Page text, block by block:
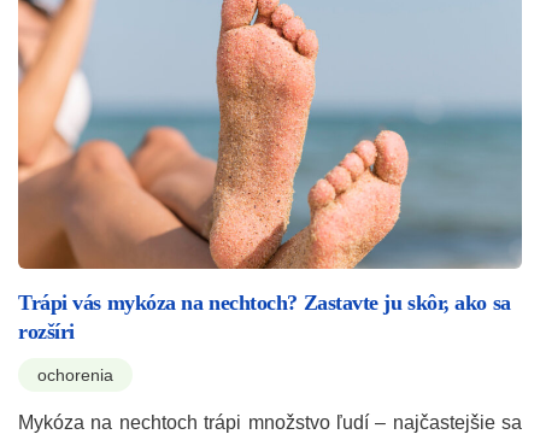
Trápi vás mykóza na nechtoch? Zastavte ju skôr, ako sa
rozšíri
ochorenia
Mykóza na nechtoch trápi množstvo ľudí – najčastejšie sa